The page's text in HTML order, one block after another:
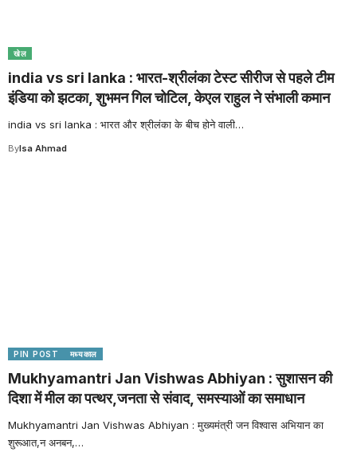
खेल
india vs sri lanka : भारत-श्रीलंका टेस्ट सीरीज से पहले टीम
इंडिया को झटका, शुभमन गिल चोटिल, केएल राहुल ने संभाली कमान
india vs sri lanka : भारत और श्रीलंका के बीच होने वाली…
ByIsa Ahmad
PIN POST मध्यकाल
Mukhyamantri Jan Vishwas Abhiyan : सुशासन की
दिशा में मील का पत्थर,जनता से संवाद, समस्याओं का समाधान
Mukhyamantri Jan Vishwas Abhiyan : मुख्यमंत्री जन विश्वास अभियान का
शुरूआत,न अनबन,…